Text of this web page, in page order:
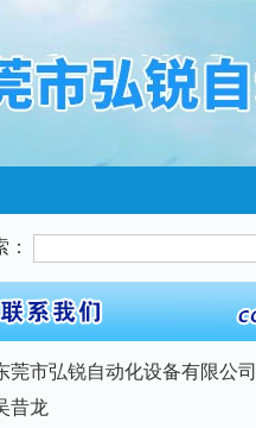
莞市弘锐自动化设备有限公司
昔龙